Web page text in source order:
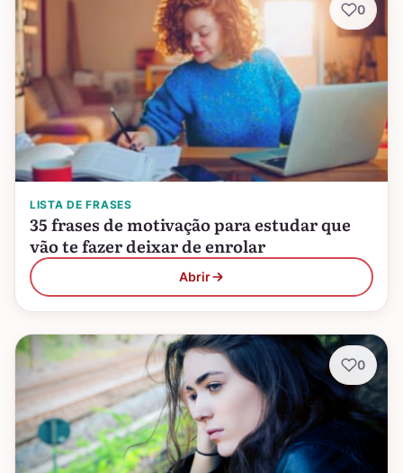
LISTA DE FRASES
35 frases de motivação para estudar que
vão te fazer deixar de enrolar
Abrir
0
0